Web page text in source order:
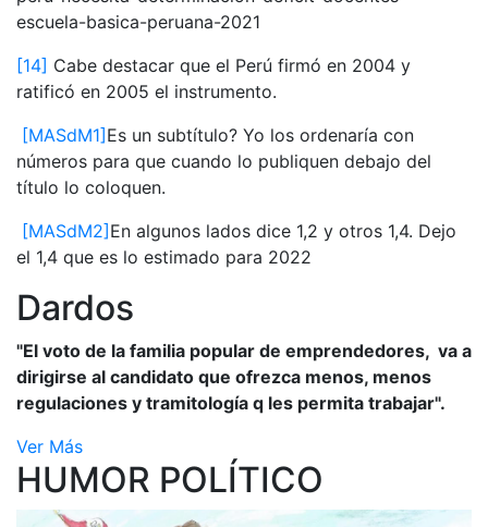
escuela-basica-peruana-2021
[14] Cabe destacar que el Perú firmó en 2004 y
ratificó en 2005 el instrumento.
[MASdM1] Es un subtítulo? Yo los ordenaría con
números para que cuando lo publiquen debajo del
título lo coloquen.
[MASdM2] En algunos lados dice 1,2 y otros 1,4. Dejo
el 1,4 que es lo estimado para 2022
Dardos
"El voto de la familia popular de emprendedores, va a
dirigirse al candidato que ofrezca menos, menos
regulaciones y tramitología q les permita trabajar".
Ver Más
HUMOR POLÍTICO